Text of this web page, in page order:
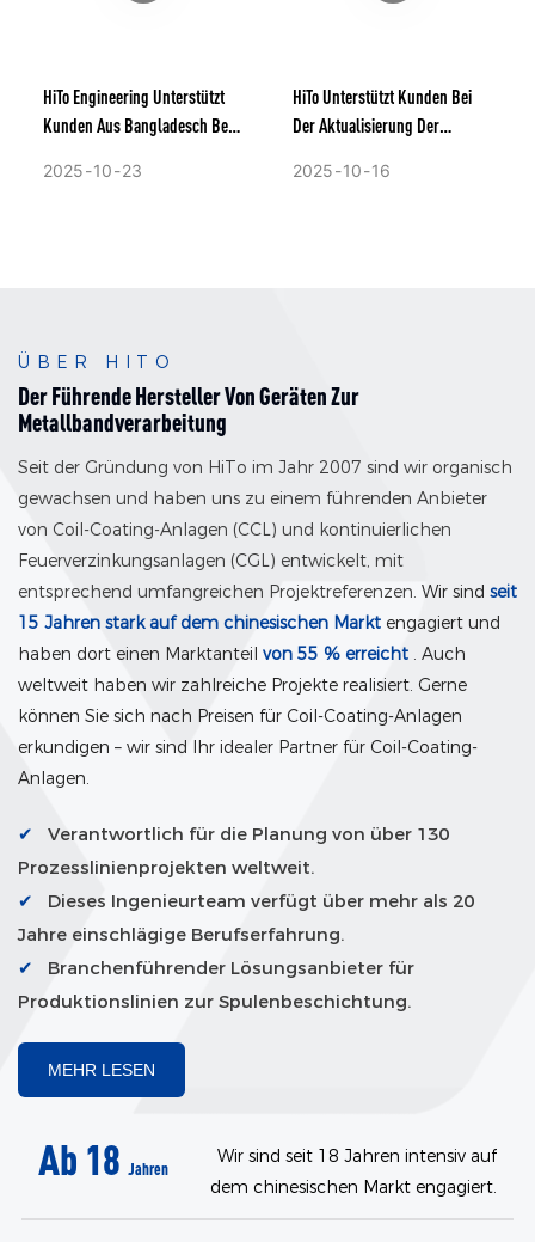
HiTo Engineering Unterstützt
Kunden Aus Bangladesch Bei
Technologie Ihrer
2025 10 23
HiTo Unterstützt Kunden Bei
Der Aktualisierung Der
Farbbeschichtungslinie Für
2025 10 16
ÜBER HITO
Der Führende Hersteller Von Geräten Zur
Metallbandverarbeitung
Seit der Gründung von HiTo im Jahr 2007 sind wir organisch
gewachsen und haben uns zu einem führenden Anbieter
von Coil-Coating-Anlagen (CCL) und kontinuierlichen
Feuerverzinkungsanlagen (CGL) entwickelt, mit
entsprechend umfangreichen Projektreferenzen. Wir sind seit
15 Jahren stark auf dem chinesischen Markt engagiert und
haben dort einen Marktanteil von 55 % erreicht . Auch
weltweit haben wir zahlreiche Projekte realisiert. Gerne
können Sie sich nach Preisen für Coil-Coating-Anlagen
erkundigen – wir sind Ihr idealer Partner für Coil-Coating-
Anlagen.
✔
Verantwortlich für die Planung von über 130
Prozesslinienprojekten weltweit.
✔
Dieses Ingenieurteam verfügt über mehr als 20
Jahre einschlägige Berufserfahrung.
✔
Branchenführender Lösungsanbieter für
Produktionslinien zur Spulenbeschichtung.
MEHR LESEN
Ab 18 Jahren
Wir sind seit 18 Jahren intensiv auf
dem chinesischen Markt engagiert.